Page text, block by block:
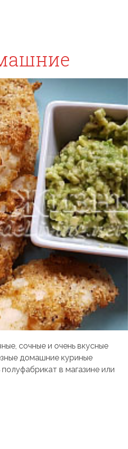
сочные и очень вкусные
домашние куриные
в магазине или